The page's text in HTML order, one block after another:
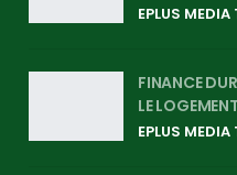
FINANCE
LE